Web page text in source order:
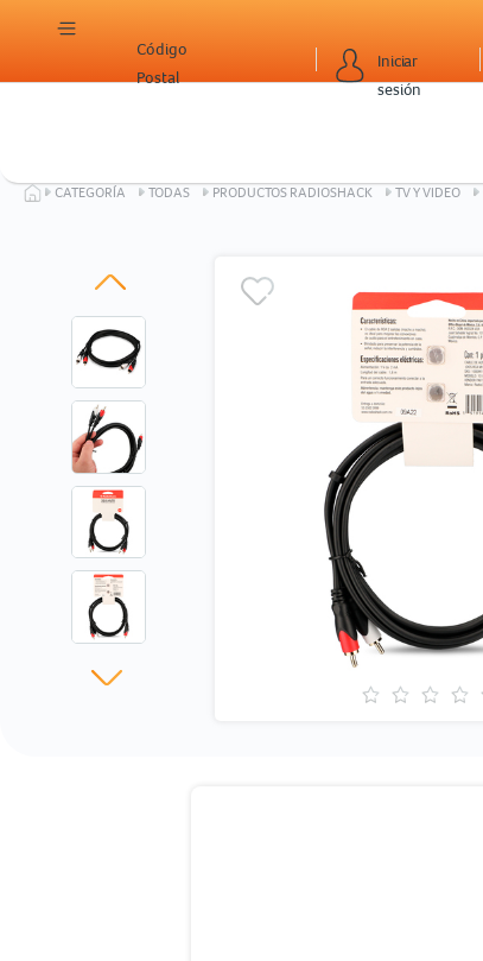
Iniciar
sesión
Código
Postal
CATEGORÍA TODAS PRODUCTOS RADIOSHACK TV Y VIDEO